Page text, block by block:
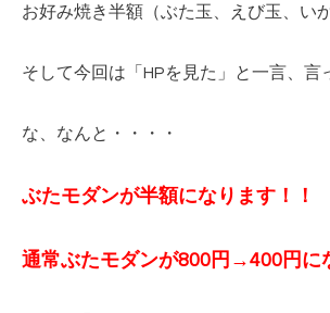
お好み焼き半額（ぶた玉、えび玉、い
そして今回は「HPを見た」と一言、言
な、なんと・・・・
ぶたモダンが半額になります！！
通常ぶたモダンが800円→400円 に